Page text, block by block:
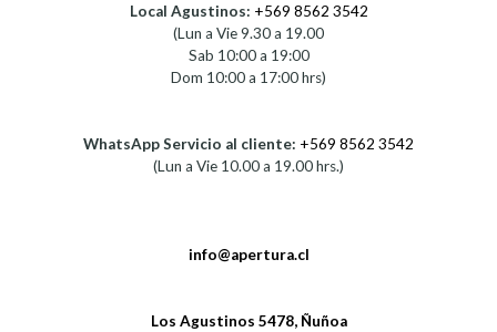
Local Agustinos: +569 8562 3542
(Lun a Vie 9.30 a 19.00
Sab 10:00 a 19:00
Dom 10:00 a 17:00 hrs)
WhatsApp Servicio al cliente: +569 8562 3542
(Lun a Vie 10.00 a 19.00 hrs.)
info@apertura.cl
Los Agustinos 5478, Ñuñoa